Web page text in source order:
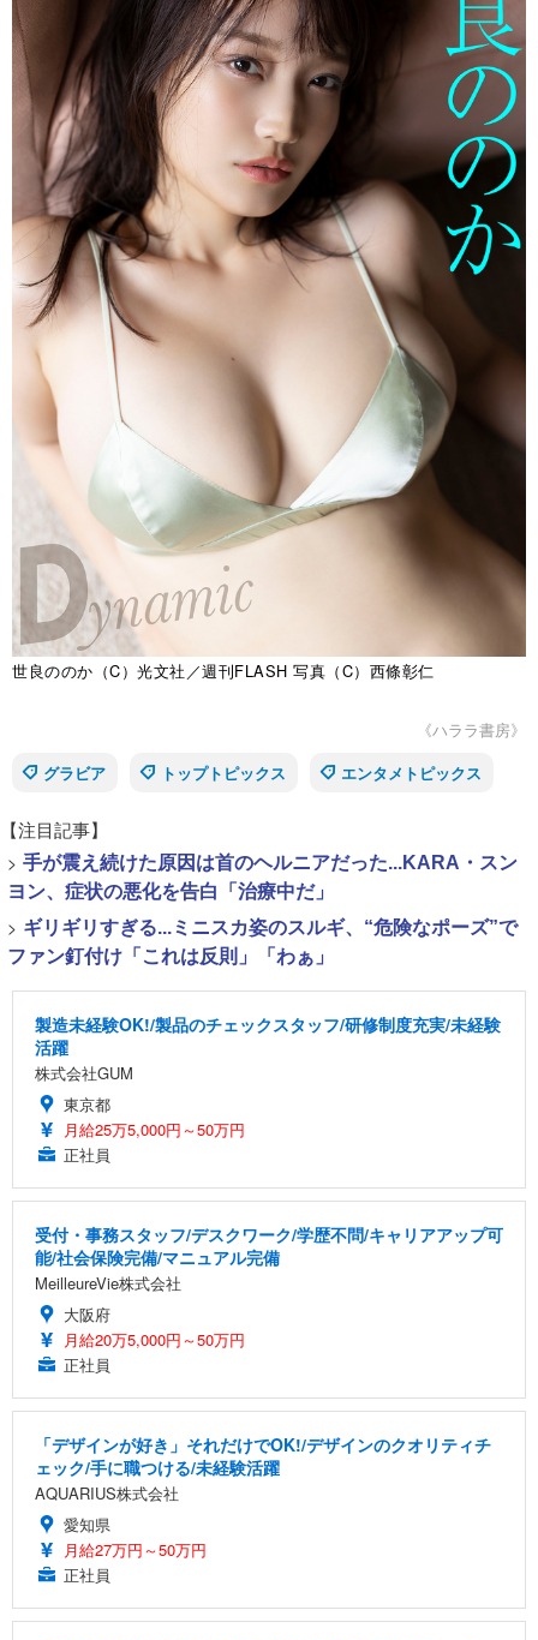
世良ののか（C）光文社／週刊FLASH 写真（C）西條彰仁
《ハララ書房》
グラビア
トップトピックス エンタメトピックス
【注目記事】
> 手が震え続けた原因は首のヘルニアだった...KARA・スン
ヨン、症状の悪化を告白「治療中だ」
> ギリギリすぎる...ミニスカ姿のスルギ、“危険なポーズ”で
ファン釘付け「これは反則」「わぁ」
製造未経験OK!/製品のチェックスタッフ/研修制度充実/未経験
活躍
株式会社GUM
東京都
月給25万5,000円～50万円
正社員
受付・事務スタッフ/デスクワーク/学歴不問/キャリアアップ可
能/社会保険完備/マニュアル完備
MeilleureVie株式会社
大阪府
月給20万5,000円～50万円
正社員
「デザインが好き」それだけでOK!/デザインのクオリティチ
ェック/手に職つける/未経験活躍
AQUARIUS株式会社
愛知県
月給27万円～50万円
正社員